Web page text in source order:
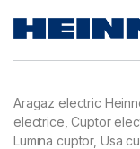
Aragaz electric
electrice, Cuptor
Lumina cuptor, Usa